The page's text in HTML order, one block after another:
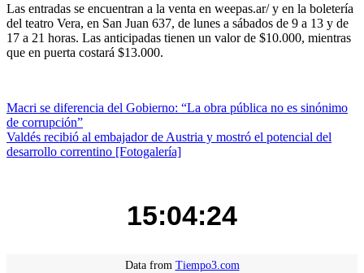
Las entradas se encuentran a la venta en weepas.ar/ y en la boletería
del teatro Vera, en San Juan 637, de lunes a sábados de 9 a 13 y de
17 a 21 horas. Las anticipadas tienen un valor de $10.000, mientras
que en puerta costará $13.000.
Navegación
de
entradas
Macri se diferencia del Gobierno: “La obra pública no es sinónimo
de corrupción”
Valdés recibió al embajador de Austria y mostró el potencial del
desarrollo correntino [Fotogalería]
15:04:24
Data from Tiempo3.com